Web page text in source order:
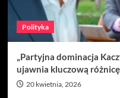
Polityka
„Partyjna dominacja
ujawnia kluczową
20 kwietnia, 2026